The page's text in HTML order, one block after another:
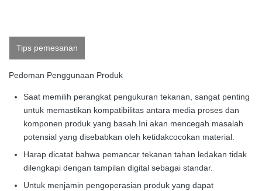
Tips pemesanan
Pedoman Penggunaan Produk
Saat memilih perangkat pengukuran tekanan, sangat penting
untuk memastikan kompatibilitas antara media proses dan
komponen produk yang basah.Ini akan mencegah masalah
potensial yang disebabkan oleh ketidakcocokan material.
Harap dicatat bahwa pemancar tekanan tahan ledakan tidak
dilengkapi dengan tampilan digital sebagai standar.
Untuk menjamin pengoperasian produk yang dapat